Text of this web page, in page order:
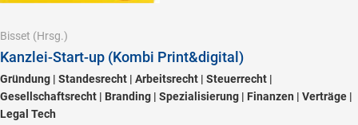
Bisset (Hrsg.)
Kanzlei-Start-up (Kombi Print&digital)
Gründung | Standesrecht | Arbeitsrecht | Steuerrecht |
Gesellschaftsrecht | Branding | Spezialisierung | Finanzen | Verträge |
Legal Tech